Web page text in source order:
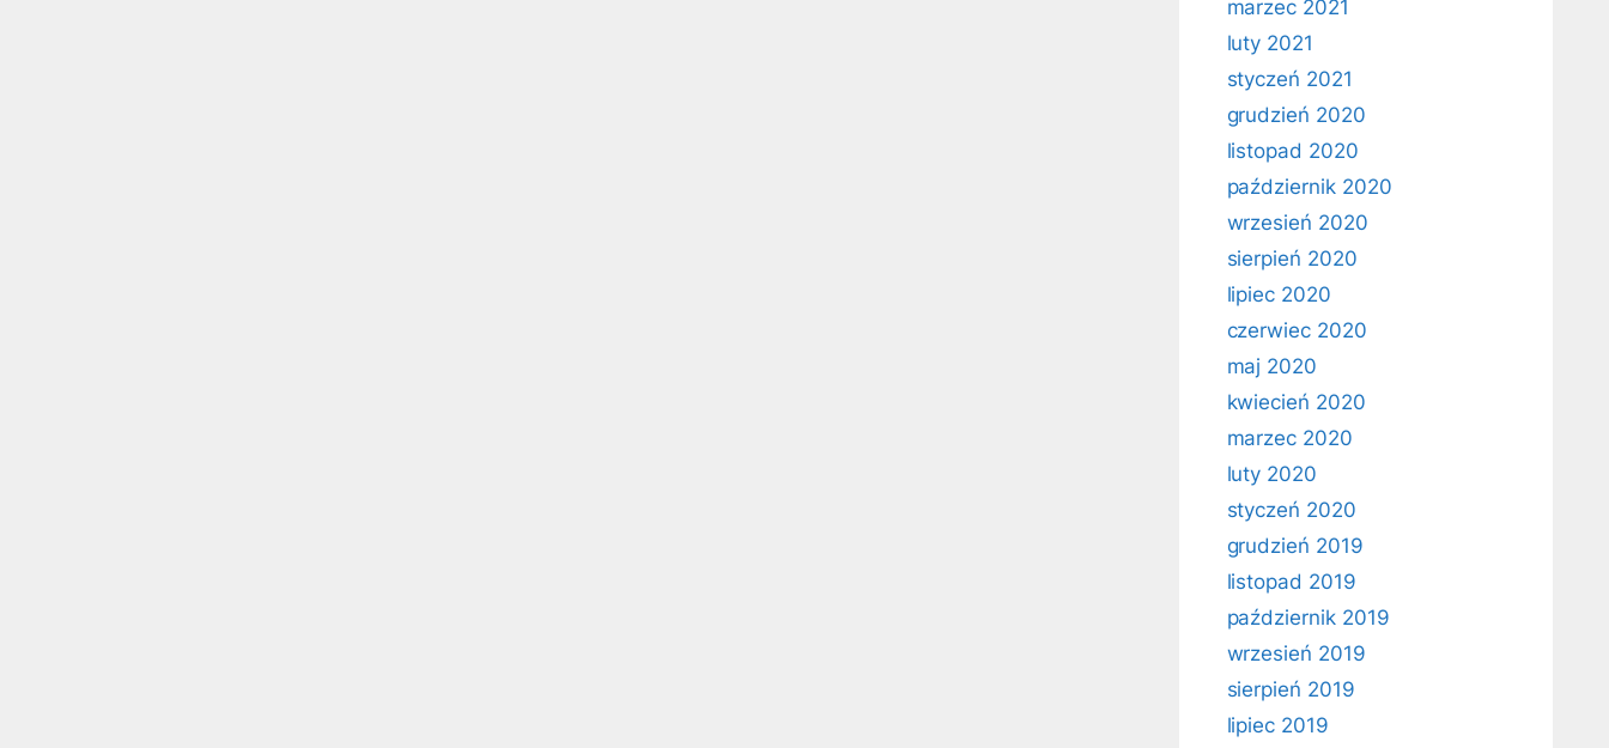
marzec 2021
luty 2021
styczeń 2021
grudzień 2020
listopad 2020
październik 2020
wrzesień 2020
sierpień 2020
lipiec 2020
czerwiec 2020
maj 2020
kwiecień 2020
marzec 2020
luty 2020
styczeń 2020
grudzień 2019
listopad 2019
październik 2019
wrzesień 2019
sierpień 2019
lipiec 2019